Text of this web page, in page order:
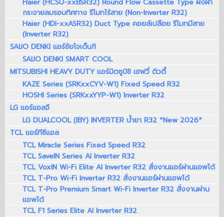
Haier (HCSU-xxBSR32) Round Flow Cassette Type ฝังฝ้า
กระจายลมรอบทิศทาง รีโมทไร้สาย (Non-Inverter R32)
Haier (HDI-xxASR32) Duct Type คอยล์เปลือย รีโมทมีสาย
(Inverter R32)
SAIJO DENKI แอร์ซัยโจเด็นกิ
SAIJO DENKI SMART COOL
MITSUBISHI HEAVY DUTY แอร์มิตซูบิชิ เฮฟวี่ ดิวตี้
KAZE Series (SRKxxCYV-W1) Fixed Speed R32
HOSHI Series (SRKxxYYP-W1) Inverter R32
LG แอร์แอลจี
LG DUALCOOL (IBY) INVERTER น้ำยา R32 *New 2026*
TCL แอร์ทีซีแอล
TCL Miracle Series Fixed Speed R32
TCL SaveIN Series AI Inverter R32
TCL VoxIN Wi-Fi Elite AI Inverter R32 สั่งงานแอร์ผ่านแอพได้
TCL T-Pro Wi-Fi Inverter R32 สั่งงานแอร์ผ่านแอพได้
TCL T-Pro Premium Smart Wi-Fi Inverter R32 สั่งงานผ่าน
แอพได้
TCL F1 Series Elite AI Inverter R32